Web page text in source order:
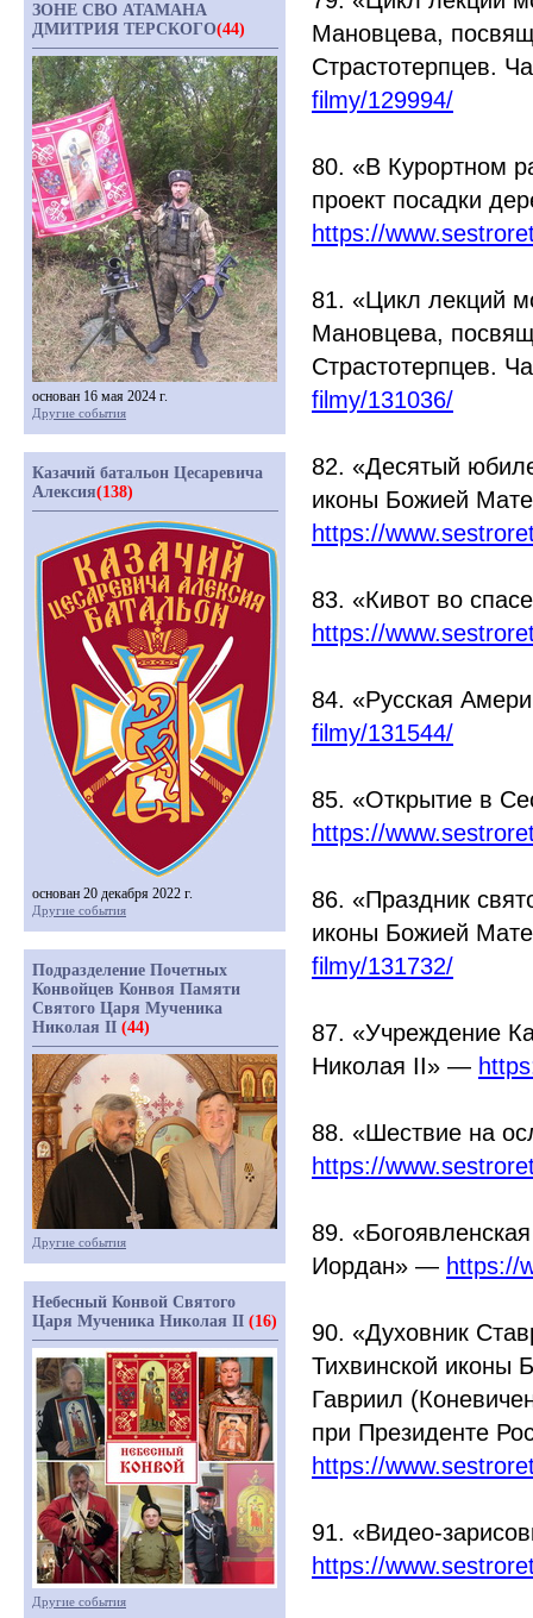
Мановцева,
Страстотерпцев.
filmy/129994/
80. «В Курортном
проект посадки
https://
81. «Цикл лекций
Мановцева,
Страстотерпцев.
filmy/131036/
82. «Десятый
иконы Божией
https://
83. «Кивот во
https://
84. «Русская
filmy/131544/
85. «Открытие в
https://
86. «Праздник
иконы Божией
filmy/131732/
87. «Учреждение
Николая II» —
88. «Шествие на
https://
89. «Богоявленская
Иордан» — https://
90. «Духовник
Тихвинской иконы
Гавриил
при Президенте
https://
91. «Видео-
https://
ЗОНЕ СВО АТАМАНА
ДМИТРИЯ ТЕРСКОГО(44)
основан 16 мая 2024 г.
Другие события
Казачий батальон Цесаревича
Алексия(138)
основан 20 декабря 2022 г.
Другие события
Подразделение Почетных
Конвойцев Конвоя Памяти
Святого Царя Мученика
Николая II (44)
Другие события
Небесный Конвой Святого
Царя Мученика Николая II (16)
Другие события